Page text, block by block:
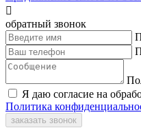

обратный звонок
Я даю согласие на
Политика
заказать звонок